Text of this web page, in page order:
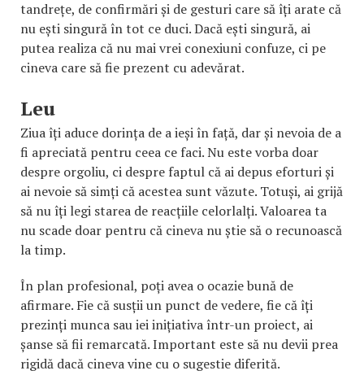
tandrețe, de confirmări și de gesturi care să îți arate că
nu ești singură în tot ce duci. Dacă ești singură, ai
putea realiza că nu mai vrei conexiuni confuze, ci pe
cineva care să fie prezent cu adevărat.
Leu
Ziua îți aduce dorința de a ieși în față, dar și nevoia de a
fi apreciată pentru ceea ce faci. Nu este vorba doar
despre orgoliu, ci despre faptul că ai depus eforturi și
ai nevoie să simți că acestea sunt văzute. Totuși, ai grijă
să nu îți legi starea de reacțiile celorlalți. Valoarea ta
nu scade doar pentru că cineva nu știe să o recunoască
la timp.
În plan profesional, poți avea o ocazie bună de
afirmare. Fie că susții un punct de vedere, fie că îți
prezinți munca sau iei inițiativa într-un proiect, ai
șanse să fii remarcată. Important este să nu devii prea
rigidă dacă cineva vine cu o sugestie diferită.